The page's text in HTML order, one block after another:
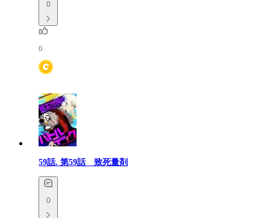
0
0
59話. 第59話 致死量剤
0